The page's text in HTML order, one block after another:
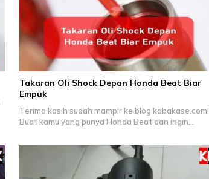
Takaran Oli Shock Depan Honda Beat Biar
Empuk
Terima kasih sudah mampir ke blog kabakase.com!
Buat kamu yang punya Honda Beat dan ingin…